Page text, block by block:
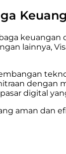
lainnya,
dengan
digital
aman dan